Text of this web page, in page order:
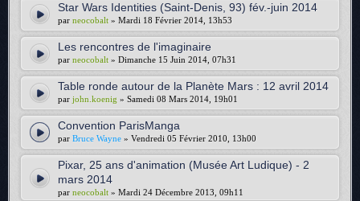
Star Wars Identities (Saint-Denis, 93) fév.-juin 2014
par neocobalt » Mardi 18 Février 2014, 13h53
Les rencontres de l'imaginaire
par neocobalt » Dimanche 15 Juin 2014, 07h31
Table ronde autour de la Planète Mars : 12 avril 2014
par john.koenig » Samedi 08 Mars 2014, 19h01
Convention ParisManga
par Bruce Wayne » Vendredi 05 Février 2010, 13h00
Pixar, 25 ans d'animation (Musée Art Ludique) - 2
mars 2014
par neocobalt » Mardi 24 Décembre 2013, 09h11